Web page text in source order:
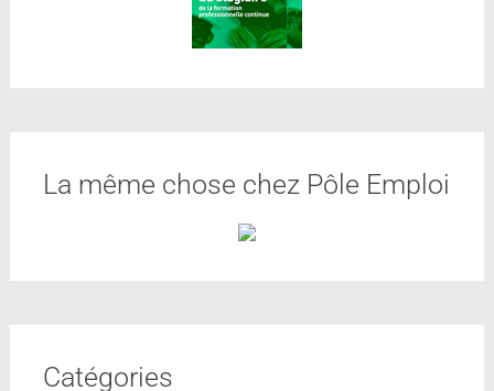
La même chose chez Pôle Emploi
Catégories